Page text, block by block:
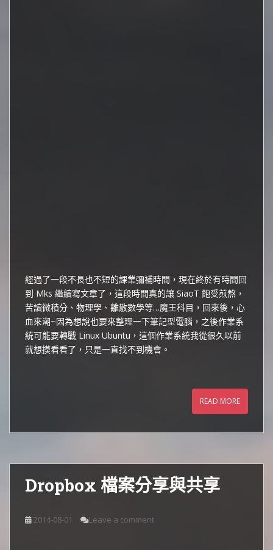
經過了一段不長也不短的課業彌補時間，現在終於有時間回
到 Mks 繼續寫文章了，這段時間真的讓 SiaoT 飽受煎熬，
苦讀微積分、物理學、離散數學等…魔王科目，回來後，心
血來潮~因為想說也要來整理一下筆記型電腦，之後作業系
統可能要轉戰 Linux Ubuntu，這個作業系統我從很久以前
就想摸看看了，只是一直找不到機會。
READ MORE
Dropbox 檔案分享與共享
2014-08-01 Leave a comment